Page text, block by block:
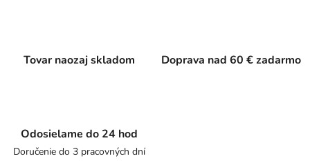
Tovar naozaj skladom Doprava nad 60 € zadarmo
Odosielame do 24 hod
Doručenie do 3 pracovných dní